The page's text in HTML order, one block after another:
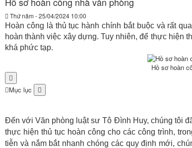
Thứ năm - 25/04/2024 10:00
Hoàn công là thủ tục hành chính bắt buộc và rất
hoàn thành việc xây dựng. Tuy nhiên, để thực hiện
khá phức tạp.
Hồ sơ hoàn
Mục lục
Đến với Văn phòng luật sư Tô Đình Huy, chúng tôi
thực hiện thủ tục hoàn công cho các công trình,
tiễn và nắm bắt nhanh chóng các quy định mới,